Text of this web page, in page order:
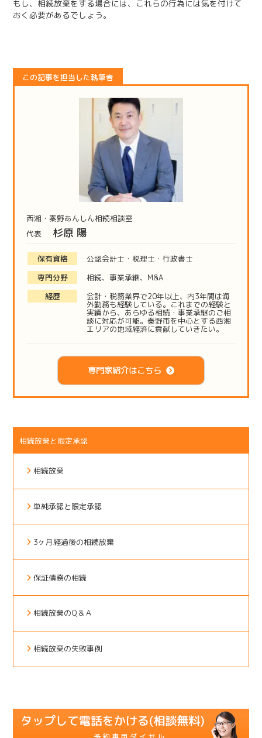
もし、相続放棄をする場合には、これらの行為には気を付けて
おく必要があるでしょう。
この記事を担当した執筆者
西湘・秦野あんしん相続相談室
代表
杉原 陽
保有資格
公認会計士・税理士・行政書士
専門分野
相続、事業承継、M&A
経歴
会計・税務業界で20年以上、内3年間は海
外勤務も経験している。これまでの経験と
実績から、あらゆる相続・事業承継のご相
談に対応が可能。秦野市を中心とする西湘
エリアの地域経済に貢献していきたい。
専門家紹介はこちら
相続放棄と限定承認
相続放棄
単純承認と限定承認
3ヶ月経過後の相続放棄
保証債務の相続
相続放棄のQ＆Ａ
相続放棄の失敗事例